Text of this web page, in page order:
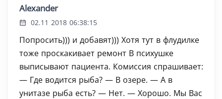
Alexander
02.11 2018 06:38:15
Попросить))) и добавят))) Хотя тут в флудилке
тоже проскакивает ремонт В психушке
выписывают пациента. Комиссия спрашивает:
— Где водится рыба? — В озере. — А в
унитазе рыба есть? — Нет. — Хорошо. Мы Вас